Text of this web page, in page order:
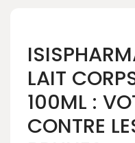
LAIT
100ML :
CONTRE